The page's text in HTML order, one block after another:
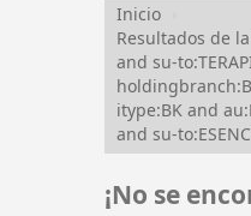
Inicio
Resultados de
and su-
itype:BK and
and su-
¡No se